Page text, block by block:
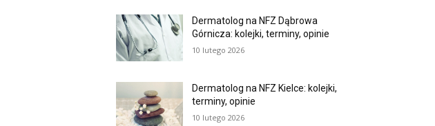
Dermatolog na NFZ Dąbrowa
Górnicza: kolejki, terminy, opinie
10 lutego 2026
Dermatolog na NFZ Kielce: kolejki,
terminy, opinie
10 lutego 2026